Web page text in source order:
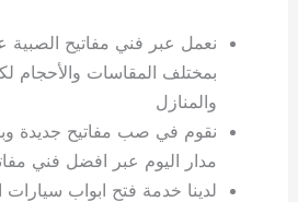
نعمل عبر فني مفاتيح الصبية
بمختلف المقاسات والأحجام
والمنازل
نقوم في صب مفاتيح جديدة
مدار اليوم عبر افضل فني
لدينا خدمة فتح ابواب سيارات